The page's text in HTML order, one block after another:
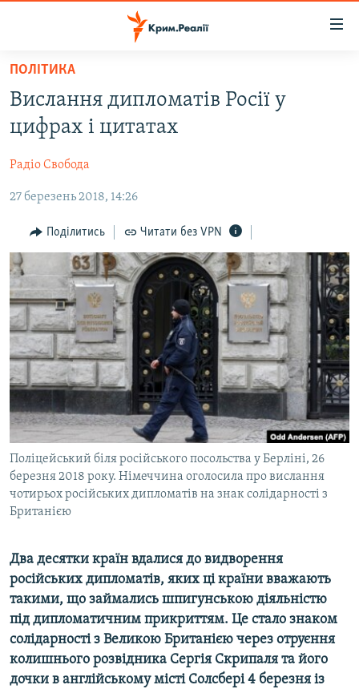
Перейти
основного
матеріалу
Перейти
до
навігації
Перейти
пошуку
ВОДА.КРИМ
ВІДЕО ТА ФОТО
ПОЛІТИКА
БЛОГИ
ПОГЛЯД
ІНТЕРВ'Ю
ВСЕ ЗА ДЕНЬ
СПЕЦПРОЕКТИ
ДЕПОРТАЦІЯ
ВІДЕОУРОКИ «ELIFBE»
СВІДЧЕННЯ ОКУПАЦІЇ
УКРАЇНСЬКА ПРОБЛЕМА КРИМУ
ІНФОГРАФІКА
ЯК ОБІЙТИ БЛОКУВАННЯ
Русский
Qırımtatar
ДОЛУЧАЙСЯ!
ПОЛІТИКА
Вислання дипломатів Росії у
цифрах і цитатах
Радіо Свобода
27 березень 2018, 14:26
Поділитись Читати без VPN
Поліцейський біля російського посольства у Берліні, 26
березня 2018 року. Німеччина оголосила про вислання
чотирьох російських дипломатів на знак солідарності з
Британією
Два десятки країн вдалися до видворення
російських дипломатів, яких ці країни вважають
такими, що займались шпигунською діяльністю
під дипломатичним прикриттям. Це стало знаком
солідарності з Великою Британією через отруєння
колишнього розвідника Сергія Скрипаля та його
дочки в англійському місті Солсбері 4 березня із